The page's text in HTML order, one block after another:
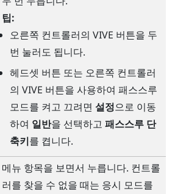
팁:
오른쪽 컨트롤러의 VIVE 버튼을 두
번 눌러도 됩니다.
헤드셋 버튼 또는 오른쪽 컨트롤러
의 VIVE 버튼을 사용하여 패스스루
모드를 켜고 끄려면 설정으로 이동
하여 일반을 선택하고 패스스루 단
축키를 켭니다.
메뉴 항목을 보면서 누릅니다. 컨트롤
러를 찾을 수 없을 때는 응시 모드를